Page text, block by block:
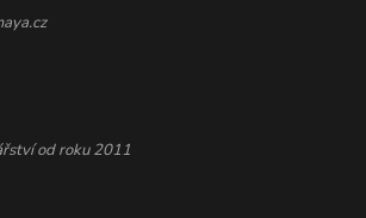
od roku 2011